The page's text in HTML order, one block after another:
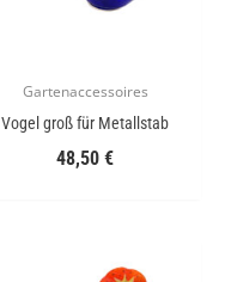
Gartenaccessoires
Vogel groß für Metallstab
48,50 €